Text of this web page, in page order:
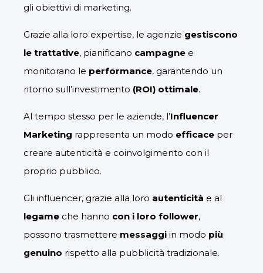
gli obiettivi di marketing.
Grazie alla loro expertise, le agenzie gestiscono
le trattative, pianificano campagne e
monitorano le performance, garantendo un
ritorno sull’investimento (ROI) ottimale.
Al tempo stesso per le aziende, l’Influencer
Marketing rappresenta un modo efficace per
creare autenticità e coinvolgimento con il
proprio pubblico.
Gli influencer, grazie alla loro autenticità e al
legame che hanno con i loro follower,
possono trasmettere messaggi in modo più
genuino rispetto alla pubblicità tradizionale.